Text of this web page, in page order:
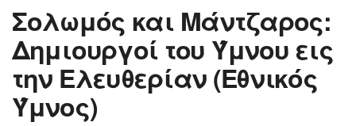
Σολωμός και Μάντζαρος:
Δημιουργοί του Ύμνου εις
την Ελευθερίαν (Εθνικός
Ύμνος)